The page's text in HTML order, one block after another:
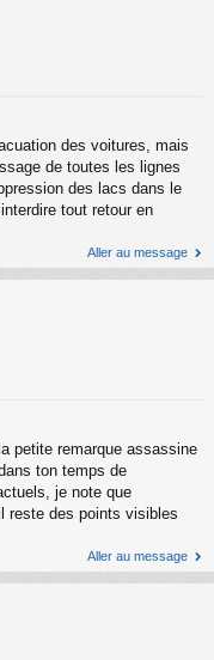
des voitures, mais
de toutes les lignes
des lacs dans le
tout retour en
Aller au message
petite remarque assassine
ton temps de
je note que
reste des points visibles
Aller au message